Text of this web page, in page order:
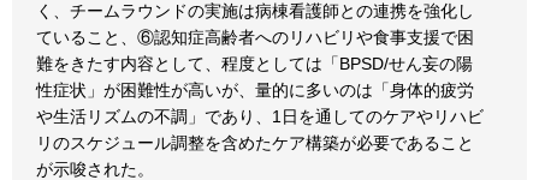
く、チームラウンドの実施は病棟看護師との連携を強化し
ていること、⑥認知症高齢者へのリハビリや食事支援で困
難をきたす内容として、程度としては「BPSD/せん妄の陽
性症状」が困難性が高いが、量的に多いのは「身体的疲労
や生活リズムの不調」であり、1日を通してのケアやリハビ
リのスケジュール調整を含めたケア構築が必要であること
が示唆された。